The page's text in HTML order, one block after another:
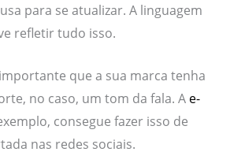
para se atualizar. A linguagem
refletir tudo isso.
que a sua marca tenha
no caso, um tom da fala. A e-
consegue fazer isso de
nas redes sociais.